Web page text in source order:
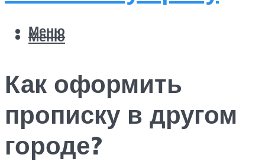
Меню
Меню
Как оформить
прописку в другом
городе?